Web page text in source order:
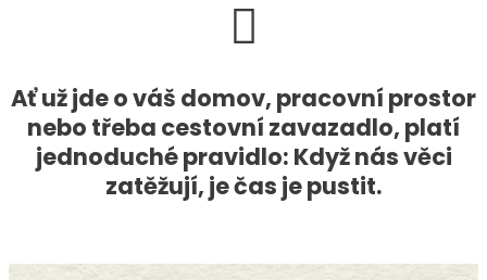
Ať už jde o váš domov, pracovní prostor
nebo třeba cestovní zavazadlo, platí
jednoduché pravidlo: Když nás věci
zatěžují, je čas je pustit.